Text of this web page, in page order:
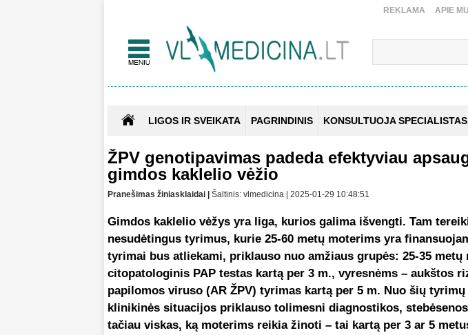
REKLAMA APIE
LIGOS IR SVEIKATA PAGRINDINIS KONSULTUOJA SPECIALISTAS
ŽPV genotipavimas padeda efektyviau
gimdos kaklelio vėžio
Pranešimas žiniasklaidai | Šaltinis: vlmedicina | 2025-01-29 10:48:51
Gimdos kaklelio vėžys yra liga, kurios galima išvengti. Tam
nesudėtingus tyrimus, kurie 25-60 metų moterims yra
tyrimai bus atliekami, priklauso nuo amžiaus grupės: 25-35 metų
citopatologinis PAP testas kartą per 3 m., vyresnėms – aukštos
papilomos viruso (AR ŽPV) tyrimas kartą per 5 m. Nuo šių
klinikinės situacijos priklauso tolimesni diagnostikos,
tačiau viskas, ką moterims reikia žinoti – tai kartą per 3 ar 5